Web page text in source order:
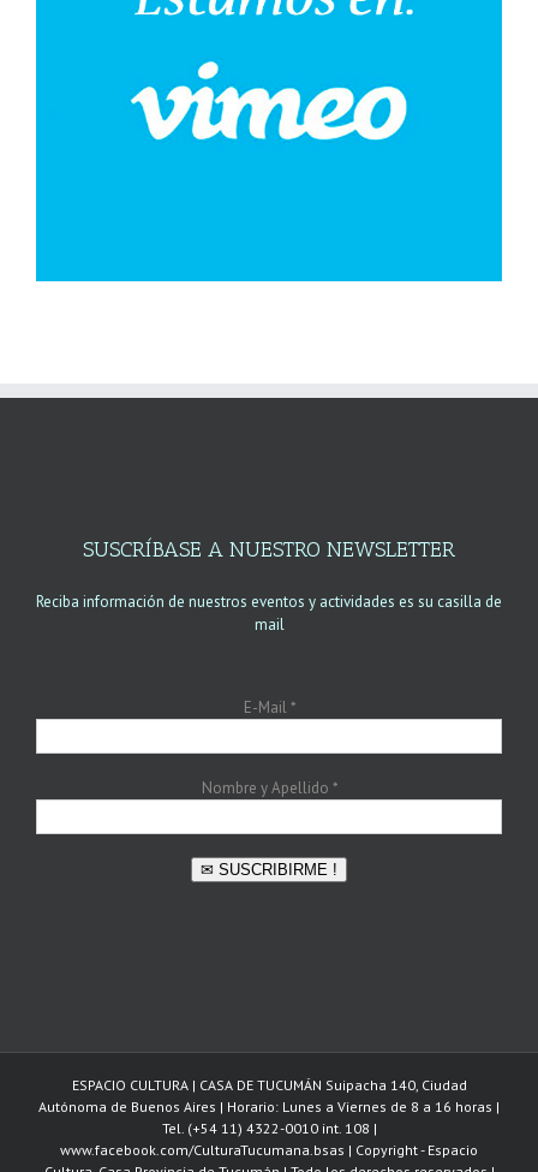
SUSCRÍBASE A NUESTRO NEWSLETTER
Reciba información de nuestros eventos y actividades es su casilla de
mail
E-Mail*
Nombre y Apellido *
✉ SUSCRIBIRME !
ESPACIO CULTURA | CASA DE TUCUMÁN Suipacha 140, Ciudad
Autónoma de Buenos Aires | Horario: Lunes a Viernes de 8 a 16 horas |
Tel. (+54 11) 4322-0010 int. 108 |
www.facebook.com/CulturaTucumana.bsas | Copyright - Espacio